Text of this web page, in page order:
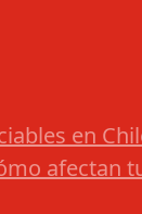
en
afectan